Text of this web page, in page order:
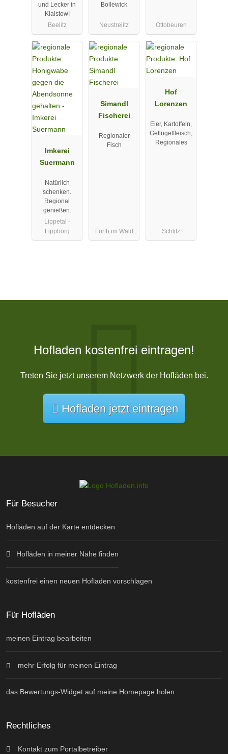
und Lecker in
Klaistow!
Beelitz
Bollewick
Neustrelitz Ottobeuren
Imkerei
Suermann
Natürlich
schenken.
Regional
genießen.
Lippetal -
Lippborg
Simandl
Fischerei
Regionaler
Fisch
Furth im Wald
Hof
Lorenzen
Eier, Kartoffeln,
Geflügelfleisch,
Regionales
Schlitz
Hofladen kostenfrei eintragen!
Treten Sie jetzt unserem Netzwerk der Hofläden bei.
Hofladen jetzt eintragen
Für Besucher
Hofläden auf der Karte entdecken
Hofläden in meiner Nähe finden
kostenfrei einen neuen Hofladen vorschlagen
Für Hofläden
meinen Eintrag bearbeiten
mehr Erfolg für meinen Eintrag
das Bewertungs-Widget auf meine Homepage holen
Rechtliches
Kontakt zum Portalbetreiber